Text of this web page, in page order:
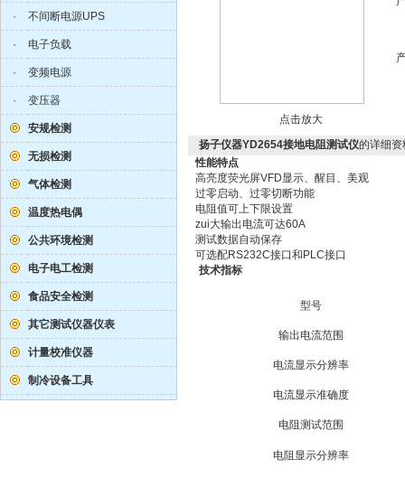
· 不间断电源UPS
· 电子负载
· 变频电源
· 变压器
安规检测
无损检测
气体检测
温度热电偶
公共环境检测
电子电工检测
食品安全检测
其它测试仪器仪表
计量校准仪器
制冷设备工具
点击放大
扬子仪器YD2654接地电阻测试仪的详细资
性能特点
高亮度荧光屏VFD显示、醒目、美观
过零启动、过零切断功能
电阻值可上下限设置
zui大输出电流可达60A
测试数据自动保存
可选配RS232C接口和PLC接口
技术指标
型号
输出电流范围
电流显示分辨率
电流显示准确度
电阻测试范围
电阻显示分辨率